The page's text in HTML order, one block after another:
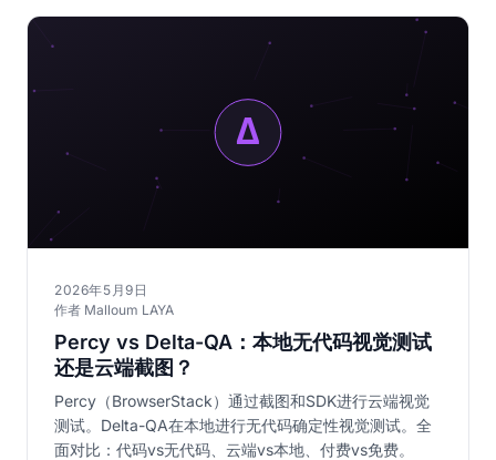
2026年5月9日
作者 Malloum LAYA
Percy vs Delta-QA：本地无代码视觉测试
还是云端截图？
Percy（BrowserStack）通过截图和SDK进行云端视觉
测试。Delta-QA在本地进行无代码确定性视觉测试。全
面对比：代码vs无代码、云端vs本地、付费vs免费。